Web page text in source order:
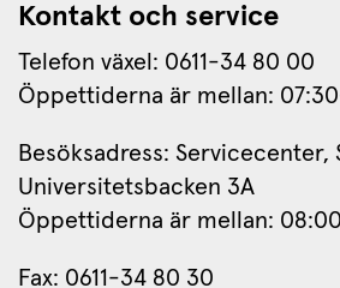
Kontakt och service
Telefon växel: 0611-34 80 00
Öppettiderna är mellan:
Besöksadress:
Universitetsbacken 3A
Öppettiderna är mellan:
Fax: 0611-34 80 30